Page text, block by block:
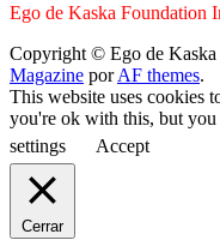
Ego de Kaska Foundation
Copyright © Ego de
Magazine porAF themes.
This website uses cookies
you're ok with this, but
settings
Accept
Cerrar